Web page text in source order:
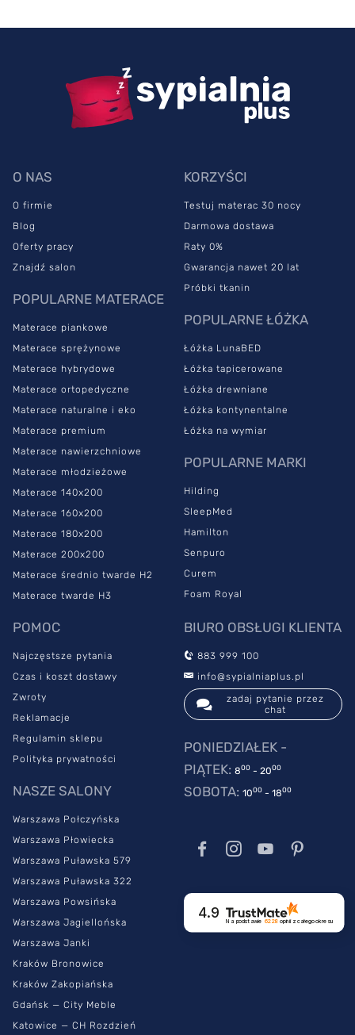
O NAS
O firmie
Blog
Oferty pracy
Znajdź salon
POPULARNE MATERACE
Materace piankowe
Materace sprężynowe
Materace hybrydowe
Materace ortopedyczne
Materace naturalne i eko
Materace premium
Materace nawierzchniowe
Materace młodzieżowe
Materace 140x200
Materace 160x200
Materace 180x200
Materace 200x200
Materace średnio twarde H2
Materace twarde H3
KORZYŚCI
Testuj materac 30 nocy
Darmowa dostawa
Raty 0%
Gwarancja nawet 20 lat
Próbki tkanin
POPULARNE ŁÓŻKA
Łóżka LunaBED
Łóżka tapicerowane
Łóżka drewniane
Łóżka kontynentalne
Łóżka na wymiar
POPULARNE MARKI
Hilding
SleepMed
Hamilton
Senpuro
Curem
Foam Royal
POMOC
Najczęstsze pytania
Czas i koszt dostawy
Zwroty
Reklamacje
Regulamin sklepu
Polityka prywatności
NASZE SALONY
Warszawa Połczyńska
Warszawa Płowiecka
Warszawa Puławska 579
Warszawa Puławska 322
Warszawa Powsińska
Warszawa Jagiellońska
Warszawa Janki
Kraków Bronowice
Kraków Zakopiańska
Gdańsk — City Meble
Katowice — CH Rozdzień
BIURO OBSŁUGI KLIENTA
883 999 100
info@sypialniaplus.pl
zadaj pytanie przez
chat
PONIEDZIAŁEK -
PIĄTEK: 800 - 2000
SOBOTA: 1000 - 1800
4.9
Na podstawie 6228 opinii z całego okresu